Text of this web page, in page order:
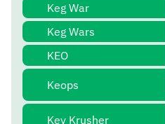
Keg War
Keg Wars
KEO
Keops
Key Krusher